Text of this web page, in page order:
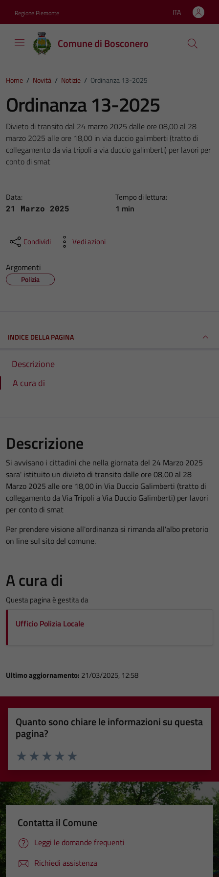
Regione Piemonte Lingua attiva:
ITA
Comune di Bosconero
Home / Novità / Notizie / Ordinanza 13-2025
Ordinanza 13-2025
Divieto di transito dal 24 marzo 2025 dalle ore 08,00 al 28
marzo 2025 alle ore 18,00 in via duccio galimberti (tratto di
collegamento da via tripoli a via duccio galimberti) per lavori per
conto di smat
Data:
21 Marzo 2025
Tempo di lettura:
1 min
Condividi Vedi azioni
Argomenti
Polizia
INDICE DELLA PAGINA
Descrizione
A cura di
Descrizione
Si avvisano i cittadini che nella giornata del 24 Marzo 2025
sara' istituito un divieto di transito dalle ore 08,00 al 28
Marzo 2025 alle ore 18,00 in Via Duccio Galimberti (tratto di
collegamento da Via Tripoli a Via Duccio Galimberti) per lavori
per conto di smat
Per prendere visione all'ordinanza si rimanda all'albo pretorio
on line sul sito del comune.
A cura di
Questa pagina è gestita da
Ufficio Polizia Locale
Ultimo aggiornamento: 21/03/2025, 12:58
Quanto sono chiare le informazioni su questa
pagina?
Valuta 5 stelle su 5
Valuta 4 stelle su 5
Valuta 3 stelle su 5
Valuta 2 stelle su 5
Valuta 1 stelle su 5
Contatta il Comune
Leggi le domande frequenti
Richiedi assistenza